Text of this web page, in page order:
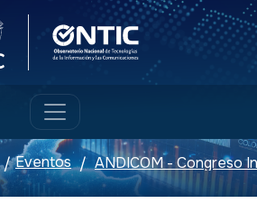
Logo del Ministerio TICLogo ONTIC
/ Eventos / ANDICOM - Congreso